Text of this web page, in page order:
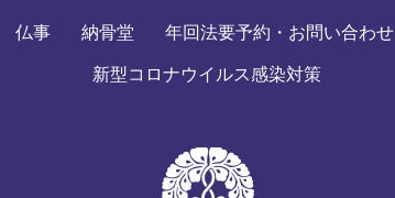
仏事 納骨堂 年回法要予約・お問い合わせ
新型コロナウイルス感染対策